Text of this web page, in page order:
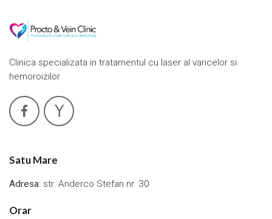
Clinica specializata in tratamentul cu laser al varicelor si
hemoroizilor
Satu Mare
Adresa: str. Anderco Stefan nr. 30
Orar